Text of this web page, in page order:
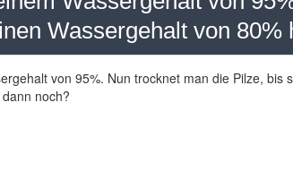
Wassergehalt von 80%
von 95%. Nun trocknet man die Pilze, bis
noch?